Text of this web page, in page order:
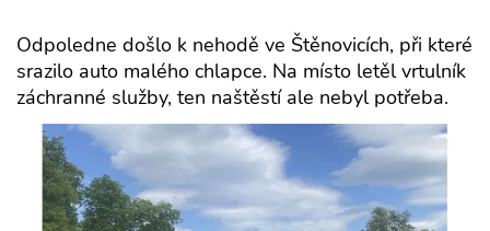
Odpoledne došlo k nehodě ve Štěnovicích, při které
srazilo auto malého chlapce. Na místo letěl vrtulník
záchranné služby, ten naštěstí ale nebyl potřeba.